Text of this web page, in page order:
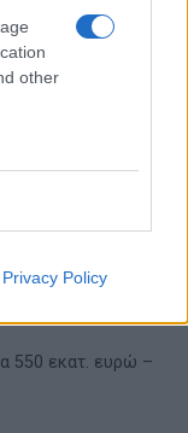
other
Privacy Policy
- Τα νέα
550 εκατ. ευρώ –